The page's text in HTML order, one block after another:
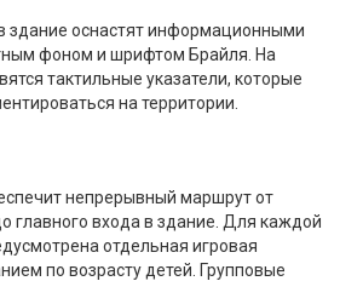
здание оснастят информационными
фоном и шрифтом Брайля. На
тактильные указатели, которые
на территории.
непрерывный маршрут от
главного входа в здание. Для каждой
отдельная игровая
по возрасту детей. Групповые